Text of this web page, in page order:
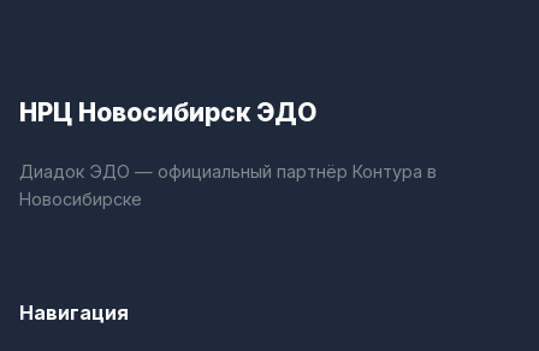
НРЦ Новосибирск ЭДО
Диадок ЭДО — официальный партнёр Контура в
Новосибирске
Навигация